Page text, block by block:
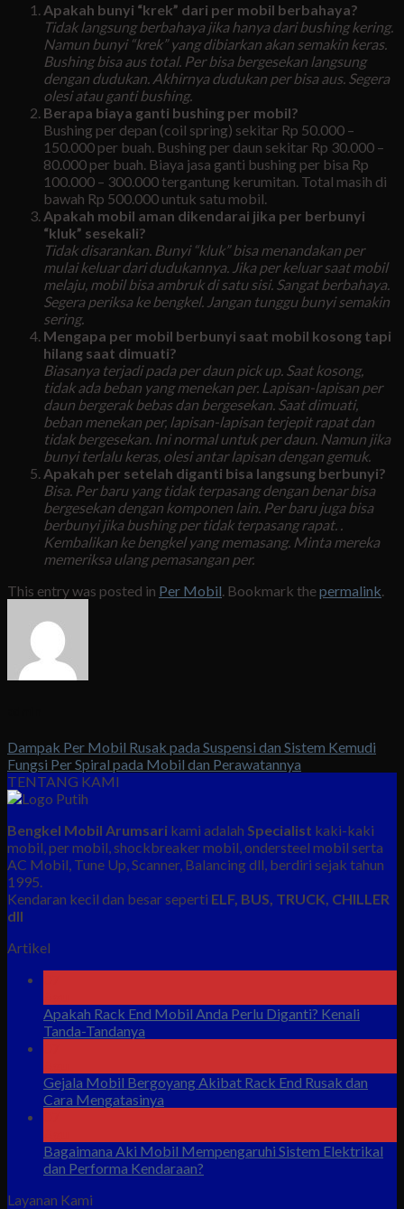
Apakah bunyi “krek” dari per mobil berbahaya?
Tidak langsung berbahaya jika hanya dari bushing kering.
Namun bunyi “krek” yang dibiarkan akan semakin keras.
Bushing bisa aus total. Per bisa bergesekan langsung
dengan dudukan. Akhirnya dudukan per bisa aus. Segera
olesi atau ganti bushing.
Berapa biaya ganti bushing per mobil?
Bushing per depan (coil spring) sekitar Rp 50.000 –
150.000 per buah. Bushing per daun sekitar Rp 30.000 –
80.000 per buah. Biaya jasa ganti bushing per bisa Rp
100.000 – 300.000 tergantung kerumitan. Total masih di
bawah Rp 500.000 untuk satu mobil.
Apakah mobil aman dikendarai jika per berbunyi
“kluk” sesekali?
Tidak disarankan. Bunyi “kluk” bisa menandakan per
mulai keluar dari dudukannya. Jika per keluar saat mobil
melaju, mobil bisa ambruk di satu sisi. Sangat berbahaya.
Segera periksa ke bengkel. Jangan tunggu bunyi semakin
sering.
Mengapa per mobil berbunyi saat mobil kosong tapi
hilang saat dimuati?
Biasanya terjadi pada per daun pick up. Saat kosong,
tidak ada beban yang menekan per. Lapisan-lapisan per
daun bergerak bebas dan bergesekan. Saat dimuati,
beban menekan per, lapisan-lapisan terjepit rapat dan
tidak bergesekan. Ini normal untuk per daun. Namun jika
bunyi terlalu keras, olesi antar lapisan dengan gemuk.
Apakah per setelah diganti bisa langsung berbunyi?
Bisa. Per baru yang tidak terpasang dengan benar bisa
bergesekan dengan komponen lain. Per baru juga bisa
berbunyi jika bushing per tidak terpasang rapat. .
Kembalikan ke bengkel yang memasang. Minta mereka
memeriksa ulang pemasangan per.
This entry was posted in Per Mobil. Bookmark thepermalink.
Dampak Per Mobil Rusak pada Suspensi dan Sistem Kemudi
Fungsi Per Spiral pada Mobil dan Perawatannya
TENTANG KAMI
Bengkel Mobil Arumsari kami adalah Specialist kaki-kaki
mobil, per mobil, shockbreaker mobil, ondersteel mobil serta
AC Mobil, Tune Up, Scanner, Balancing dll, berdiri sejak tahun
1995.
Kendaran kecil dan besar seperti ELF, BUS, TRUCK, CHILLER
dll
Artikel
Apakah Rack End Mobil Anda Perlu Diganti? Kenali
Tanda-Tandanya
Gejala Mobil Bergoyang Akibat Rack End Rusak dan
Cara Mengatasinya
Bagaimana Aki Mobil Mempengaruhi Sistem Elektrikal
dan Performa Kendaraan?
Layanan Kami